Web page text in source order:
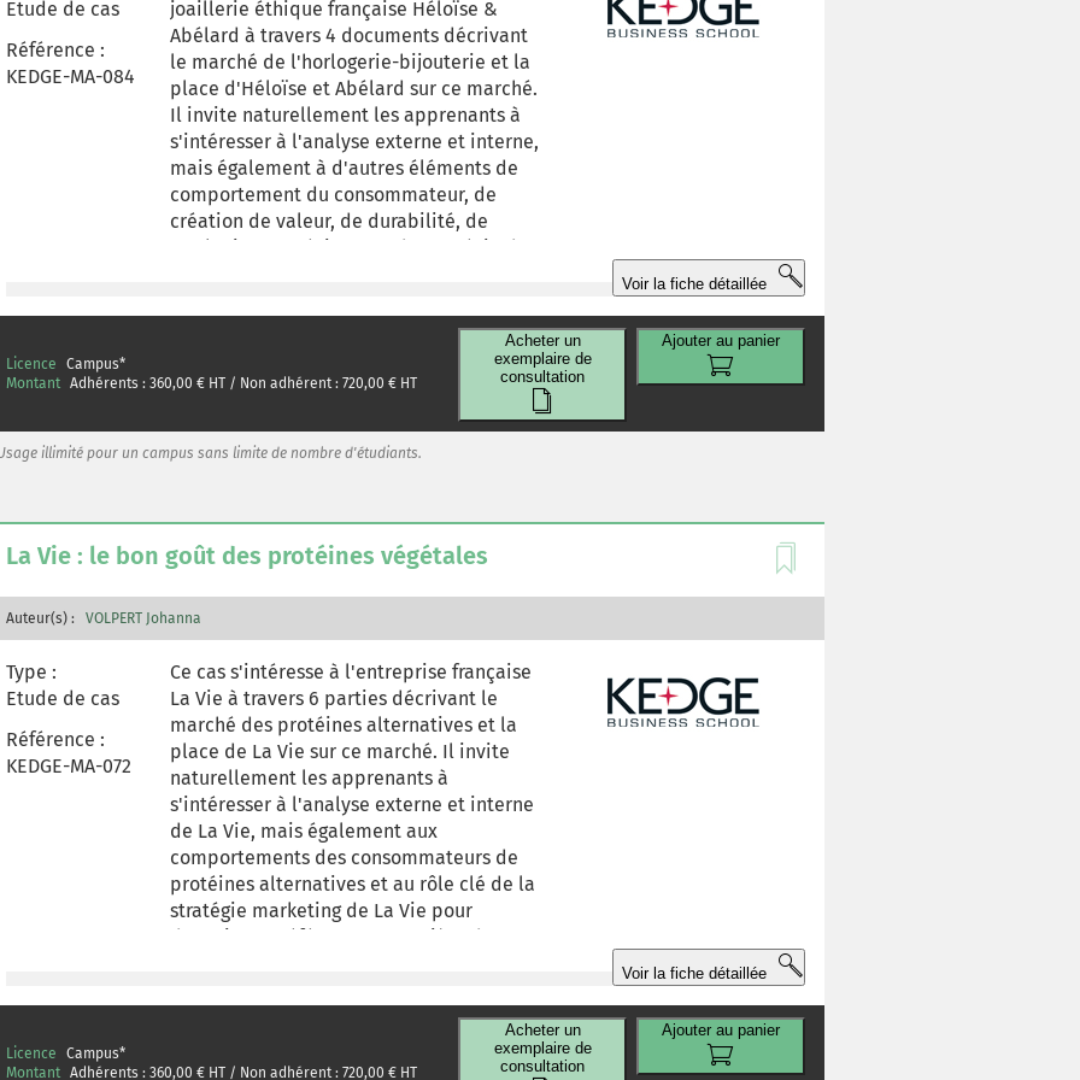
Etude de cas
Référence :
KEDGE-MA-084
joaillerie éthique française Héloïse &
Abélard à travers 4 documents décrivant
le marché de l'horlogerie-bijouterie et la
place d'Héloïse et Abélard sur ce marché.
Il invite naturellement les apprenants à
s'intéresser à l'analyse externe et interne,
mais également à d'autres éléments de
comportement du consommateur, de
création de valeur, de durabilité, de
marketing stratégique ou de stratégie de
se familiarisent avec le marketing, car il
touche à la fois à un univers qui les fait
rêver, celui du luxe, et à des
développement durable et de la
circularité. Ce cas permet de déconstruire
associés à la surconsommation et à la
superficialité. L'analyse de l'entreprise
Héloïse & Abélard permettra aux
étudiants de mieux comprendre comment
le marketing peut se mettre au service
d'offres vertueuses, et comment les
entreprises du secteur du luxe peuvent
aussi contribuer au développement
durable. Ce cas permet aux apprenants
d'exercer leur esprit critique ainsi que
leurs capacités de lecture et de synthèse,
tout en travaillant sur un produit actuel,
atypique et représentatif de leur
génération et susceptible de leur faire
réviser leur jugement sur l'industrie du
luxe et la contribution du marketing au
Voir la fiche détaillée
Licence Campus*
illimité pour un campus sans limite de nombre d'étudiants.
Montant Adhérents : 360,00 € HT / Non adhérent : 720,00 € HT
Acheter un
exemplaire de
consultation
Ajouter au panier
La Vie : le bon goût des protéines végétales
Auteur(s) : VOLPERT Johanna
Type :
Etude de cas
Référence :
KEDGE-MA-072
Ce cas s'intéresse à l'entreprise française
La Vie à travers 6 parties décrivant le
marché des protéines alternatives et la
place de La Vie sur ce marché. Il invite
naturellement les apprenants à
s'intéresser à l'analyse externe et interne
de La Vie, mais également aux
comportements des consommateurs de
protéines alternatives et au rôle clé de la
stratégie marketing de La Vie pour
devenir une référence en matière de
qui conduit les candidats à s'interroger
sur le rôle du marketing dans les enjeux
de durabilité et, plus largement, sur le
Voir la fiche détaillée
Licence Campus*
Montant Adhérents : 360,00 € HT / Non adhérent : 720,00 € HT
Acheter un
exemplaire de
consultation
Ajouter au panier